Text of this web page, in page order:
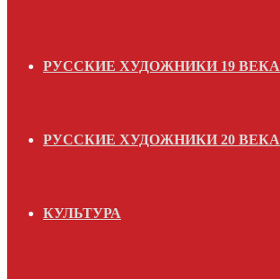
РУССКИЕ ХУДОЖНИКИ 19 ВЕКА
РУССКИЕ ХУДОЖНИКИ 20 ВЕКА
КУЛЬТУРА